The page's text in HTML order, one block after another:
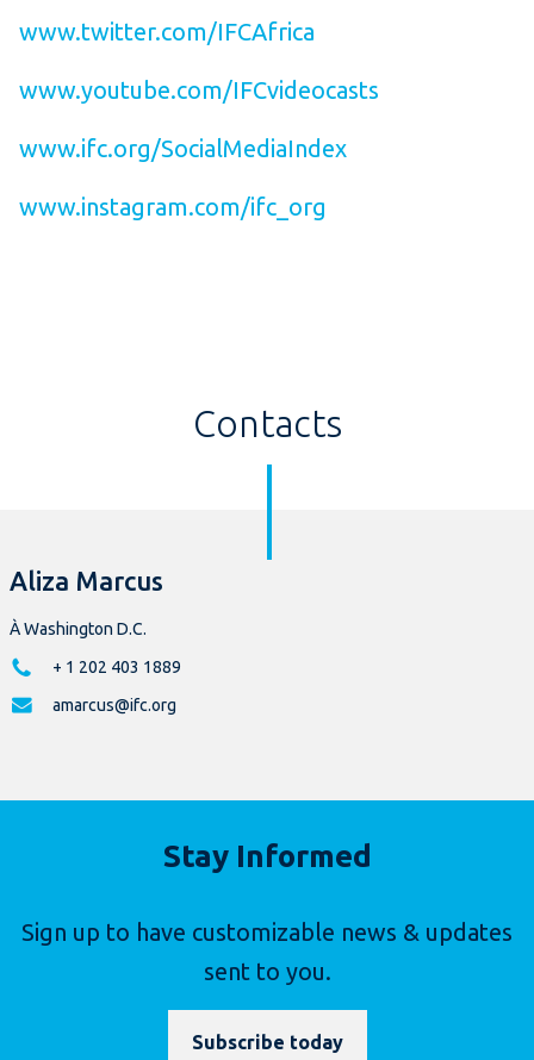
www.twitter.com/IFCAfrica
www.youtube.com/IFCvideocasts
www.ifc.org/SocialMediaIndex
www.instagram.com/ifc_org
Contacts
Aliza Marcus
À Washington D.C.
+ 1 202 403 1889
amarcus@ifc.org
Stay Informed
Sign up to have customizable news & updates
sent to you.
Subscribe today